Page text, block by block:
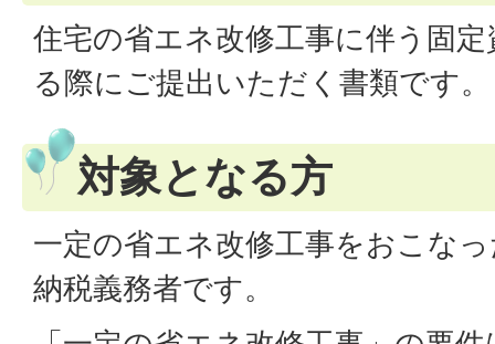
住宅の省エネ改修工事に伴う固
る際にご提出いただく書類です。
対象となる方
一定の省エネ改修工事をおこな
納税義務者です。